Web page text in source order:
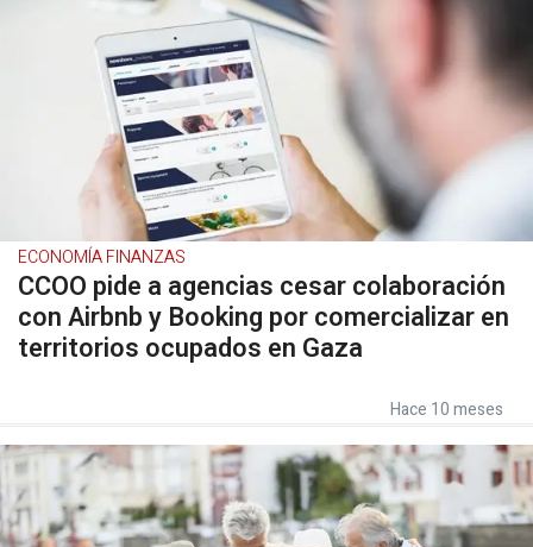
ECONOMÍA FINANZAS
CCOO pide a agencias cesar colaboración
con Airbnb y Booking por comercializar en
territorios ocupados en Gaza
Hace 10 meses